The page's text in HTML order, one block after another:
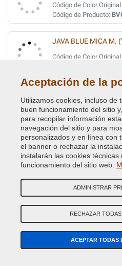
Código de Color Original
Código de Producto:
JAVA BLUE MICA M.
Código de Color Original
Código de Color
Código de Producto:
JAVA BLUE MICA
Código de Color
JEANS BLUE MET.
Código de Color Original
Código de Producto:
JEWEL GREEN
Aceptación de la
Utilizamos cookies, incluso de
buen funcionamiento del sitio
para recopilar información
navegación del sitio y para
personalizados y en línea con
el banner o rechazar la
instalarán las cookies
funcionamiento del sitio web.
ADMINISTRAR
RECHAZAR
ACEPTAR TODAS